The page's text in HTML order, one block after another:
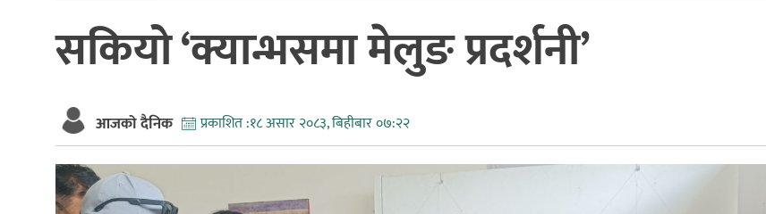
सकियो ‘क्यान्भसमा मेलुङ प्रदर्शनी’
आजको दैनिक प्रकाशित :१८ असार २०८३, बिहीबार ०७:२२